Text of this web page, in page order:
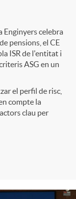
Enginyers celebra
pensions, el CE
ISR de l'entitat i
ASG en un
el perfil de risc,
compte la
clau per